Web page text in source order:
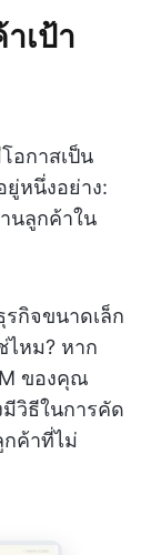
เป้า
อกาสเป็น
ยู่หนึ่งอย่าง:
นลูกค้าใน
กิจขนาดเล็ก
หม? หาก
ของคุณ
วิธีในการคัด
ค้าที่ไม่